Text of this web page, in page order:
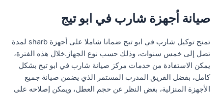
صيانة أجهزة شارب في ابو تيج
تمنح توكيل شارب في ابو تيج ضمانا شاملا على أجهزة sharb لمدة
تصل إلى خمس سنوات، وذلك حسب نوع الجهاز.خلال هذه الفترة،
يمكن الاستفادة من خدمات مركز صيانة شارب في ابو تيج بشكل
كامل، بفضل الفريق المدرب المستمر الذي يضمن صيانة جميع
الأجهزة المنزلية، بغض النظر عن حجم العطل، ويمكن إصلاحه على